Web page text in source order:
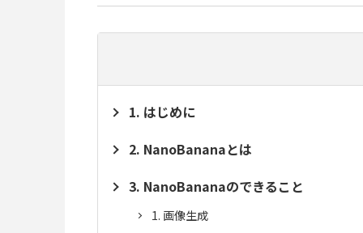
はじめに
NanoBananaとは
NanoBananaのできること
画像生成